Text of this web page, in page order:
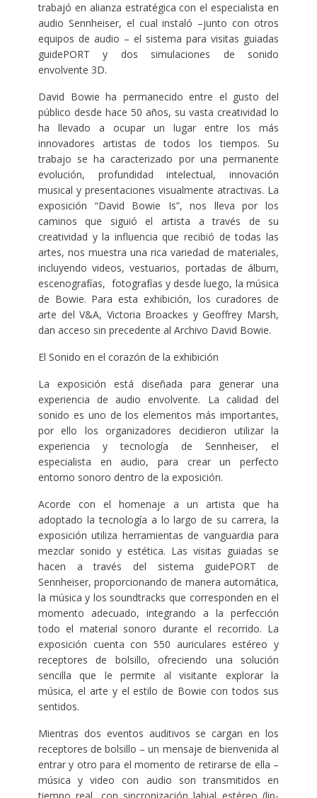
trabajó en alianza estratégica con el especialista en
audio Sennheiser, el cual instaló –junto con otros
equipos de audio – el sistema para visitas guiadas
guidePORT y dos simulaciones de sonido
envolvente 3D.
David Bowie ha permanecido entre el gusto del
público desde hace 50 años, su vasta creatividad lo
ha llevado a ocupar un lugar entre los más
innovadores artistas de todos los tiempos. Su
trabajo se ha caracterizado por una permanente
evolución, profundidad intelectual, innovación
musical y presentaciones visualmente atractivas. La
exposición “David Bowie Is”, nos lleva por los
caminos que siguió el artista a través de su
creatividad y la influencia que recibió de todas las
artes, nos muestra una rica variedad de materiales,
incluyendo videos, vestuarios, portadas de álbum,
escenografías, fotografías y desde luego, la música
de Bowie. Para esta exhibición, los curadores de
arte del V&A, Victoria Broackes y Geoffrey Marsh,
dan acceso sin precedente al Archivo David Bowie.
El Sonido en el corazón de la exhibición
La exposición está diseñada para generar una
experiencia de audio envolvente. La calidad del
sonido es uno de los elementos más importantes,
por ello los organizadores decidieron utilizar la
experiencia y tecnología de Sennheiser, el
especialista en audio, para crear un perfecto
entorno sonoro dentro de la exposición.
Acorde con el homenaje a un artista que ha
adoptado la tecnología a lo largo de su carrera, la
exposición utiliza herramientas de vanguardia para
mezclar sonido y estética. Las visitas guiadas se
hacen a través del sistema guidePORT de
Sennheiser, proporcionando de manera automática,
la música y los soundtracks que corresponden en el
momento adecuado, integrando a la perfección
todo el material sonoro durante el recorrido. La
exposición cuenta con 550 auriculares estéreo y
receptores de bolsillo, ofreciendo una solución
sencilla que le permite al visitante explorar la
música, el arte y el estilo de Bowie con todos sus
sentidos.
Mientras dos eventos auditivos se cargan en los
receptores de bolsillo – un mensaje de bienvenida al
entrar y otro para el momento de retirarse de ella –
música y video con audio son transmitidos en